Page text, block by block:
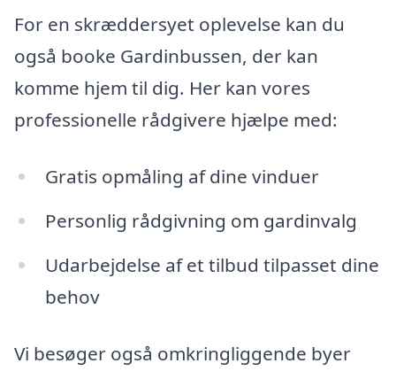
For en skræddersyet oplevelse kan du
også booke Gardinbussen, der kan
komme hjem til dig. Her kan vores
professionelle rådgivere hjælpe med:
Gratis opmåling af dine vinduer
Personlig rådgivning om gardinvalg
Udarbejdelse af et tilbud tilpasset dine
behov
Vi besøger også omkringliggende byer